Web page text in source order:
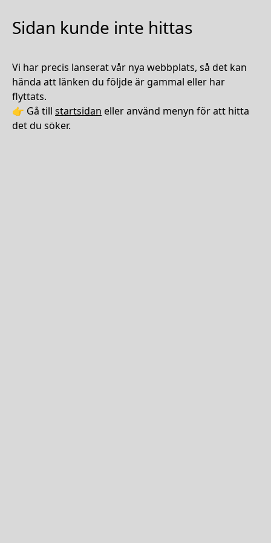
Sidan kunde inte hittas
Vi har precis lanserat vår nya webbplats, så det kan
hända att länken du följde är gammal eller har
flyttats.
👉 Gå till startsidan eller använd menyn för att hitta
det du söker.